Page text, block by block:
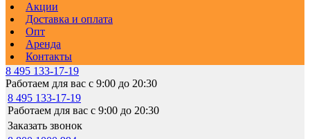
Акции
Доставка и оплата
Опт
Аренда
Контакты
8 495 133-17-19
Работаем для вас с 9:00 до 20:30
8 495 133-17-19
Работаем для вас с 9:00 до 20:30
Заказать звонок